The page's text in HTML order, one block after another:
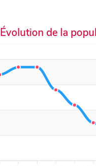
Évolution de la